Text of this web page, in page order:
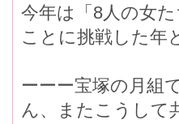
今年は「8人の女
ことに挑戦した年
ーーー宝塚の月組
ん、またこうして